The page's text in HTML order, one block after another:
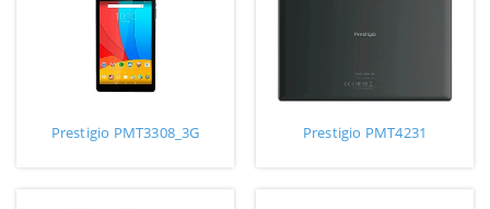
Prestigio PMT3308_3G Prestigio PMT4231